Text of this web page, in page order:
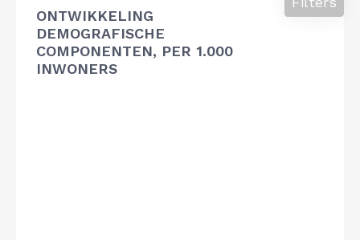
ONTWIKKELING
DEMOGRAFISCHE
COMPONENTEN, PER 1.000
INWONERS